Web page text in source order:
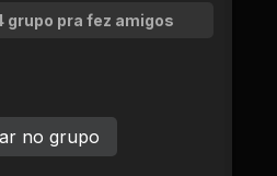
grupo pra fez amigos
no grupo